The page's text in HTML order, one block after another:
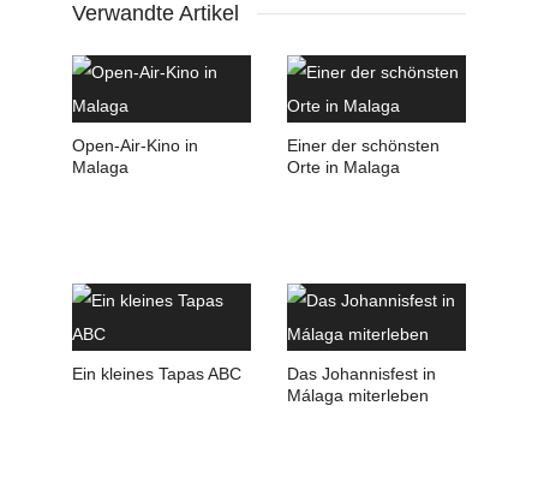
Verwandte Artikel
Open-Air-Kino in
Malaga
Einer der schönsten
Orte in Malaga
Ein kleines Tapas ABC
Das Johannisfest in
Málaga miterleben